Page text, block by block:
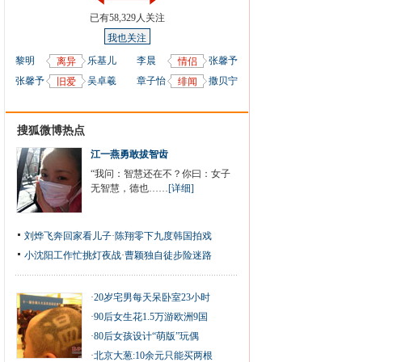
已有58,329人关注
我也关注
黎明 离异
乐基儿
张馨予
旧爱 吴卓羲
李晨 情侣
张馨予
章子怡
绯闻 撒贝宁
搜狐微博热点
江一燕勇敢拔智齿
“我问：智慧还在不？你曰：女子
无智慧，德也……[详细]
刘烨飞奔回家看儿子·陈翔零下九度韩国拍戏
小沈阳工作忙挑灯夜战·曹颖独自徒步险迷路
·20岁宅男每天呆卧室23小时
·90后女生花1.5万游欧洲9国
·80后女孩设计“萌版”玩偶
·北京大葱:10余元只能买两根